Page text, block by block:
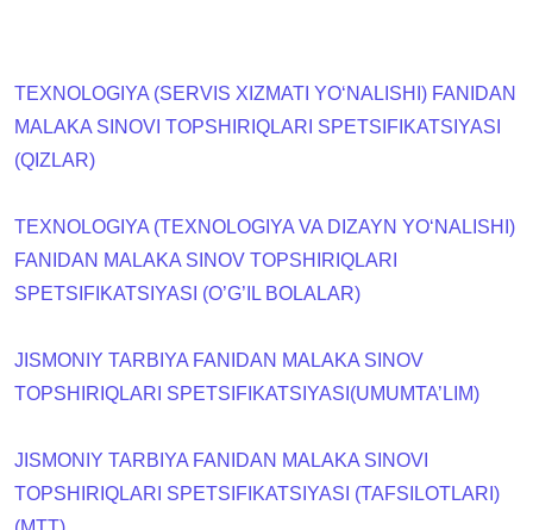
TEXNOLOGIYA (SERVIS XIZMATI YO‘NALISHI) FANIDAN
MALAKA SINOVI TOPSHIRIQLARI SPETSIFIKATSIYASI
(QIZLAR)
TEXNOLOGIYA (TEXNOLOGIYA VA DIZAYN YO‘NALISHI)
FANIDAN MALAKA SINOV TOPSHIRIQLARI
SPETSIFIKATSIYASI (O’G’IL BOLALAR)
JISMONIY TARBIYA FANIDAN MALAKA SINOV
TOPSHIRIQLARI SPETSIFIKATSIYASI(UMUMTA’LIM)
JISMONIY TARBIYA FANIDAN MALAKA SINOVI
TOPSHIRIQLARI SPETSIFIKATSIYASI (TAFSILOTLARI)